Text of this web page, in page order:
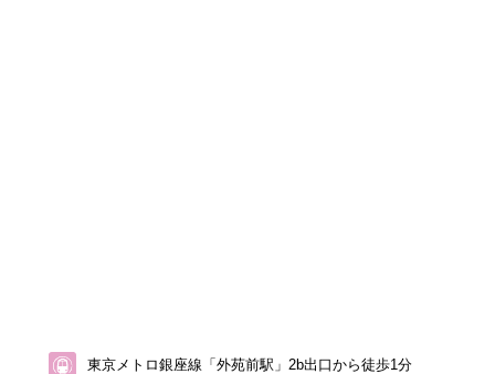
東京メトロ銀座線「外苑前駅」2b出口から徒歩1分